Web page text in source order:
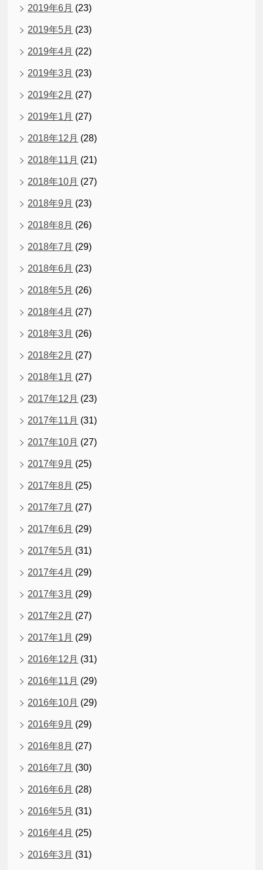
2019年6月 (23)
2019年5月 (23)
2019年4月 (22)
2019年3月 (23)
2019年2月 (27)
2019年1月 (27)
2018年12月 (28)
2018年11月 (21)
2018年10月 (27)
2018年9月 (23)
2018年8月 (26)
2018年7月 (29)
2018年6月 (23)
2018年5月 (26)
2018年4月 (27)
2018年3月 (26)
2018年2月 (27)
2018年1月 (27)
2017年12月 (23)
2017年11月 (31)
2017年10月 (27)
2017年9月 (25)
2017年8月 (25)
2017年7月 (27)
2017年6月 (29)
2017年5月 (31)
2017年4月 (29)
2017年3月 (29)
2017年2月 (27)
2017年1月 (29)
2016年12月 (31)
2016年11月 (29)
2016年10月 (29)
2016年9月 (29)
2016年8月 (27)
2016年7月 (30)
2016年6月 (28)
2016年5月 (31)
2016年4月 (25)
2016年3月 (31)